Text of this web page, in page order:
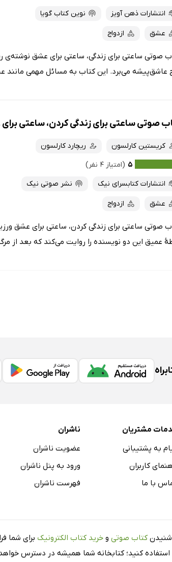
انتشارات ذهن آویز
نوین کتاب گویا
عشق ازدواج
صوتی ساعتی برای زندگی، ساعتی برای عشق نوشته‌ی
عاشق‌پیشه می‌برد. این کتاب به مسائل مهمی مانند
صوتی ساعتی برای زندگی کردن، ساعتی
کریستین کارلسون
ریچارد کارلسون
۵ (امتیاز ۴ نفر)
انتشارات کتابسرای نیک
نشر صوتی نیک
عشق ازدواج
صوتی ساعتی برای زندگی کردن، ساعتی برای عشق
عمیق این دو نویسنده را روایت می‌کند که بعد از
مشتریان
به پشتیبانی
کاربران
با ما
ناشران
عضویت ناشران
ورود به پنل ناشران
فهرست ناشران
شنیدن کتاب صوتی و خرید کتاب الکترونیک برای شما
استفاده کنید؛ کتابخانه شما همیشه در دسترس